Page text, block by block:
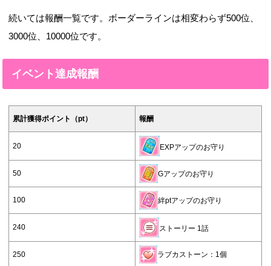
続いては報酬一覧です。ボーダーラインは相変わらず500位、
3000位、10000位です。
イベント達成報酬
累計獲得ポイント（pt） 報酬
20 EXPアップのお守り
50 Gアップのお守り
100 絆ptアップのお守り
240 ストーリー 1話
250 ラブカストーン：1個